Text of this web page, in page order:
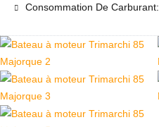
Consommation De Carburant: